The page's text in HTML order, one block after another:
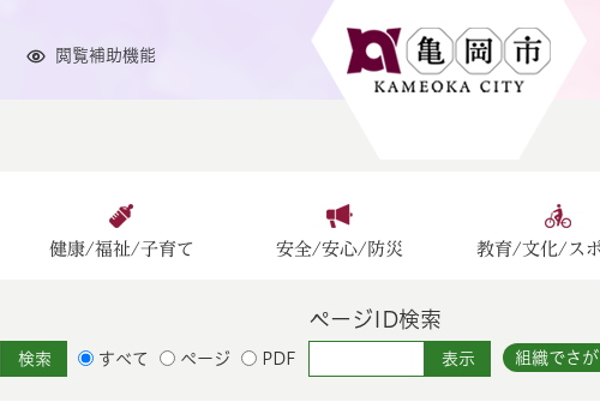
閲覧補助機能
健康/福祉/子育て 安全/安心/防災 教育/文化/ス
すべて ページ PDF
ページID検索
組織でさ